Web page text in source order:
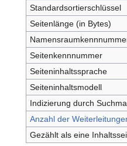
Standardsortierschlüssel
Seitenlänge (in Bytes)
Seitenkennnummer
Seiteninhaltssprache
Seiteninhaltsmodell
Indizierung durch
Anzahl der
Gezählt als eine